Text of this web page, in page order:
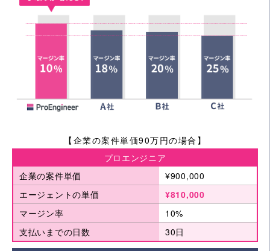
【企業の案件単価90万円の場合】
プロエンジニア
企業の案件単価
¥900,000
エージェントの単価
¥810,000
マージン率
10%
支払いまでの日数
30日